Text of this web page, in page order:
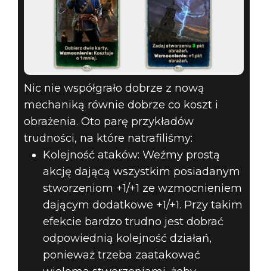
Nic nie współgrało dobrze z nową
mechaniką równie dobrze co koszt i
obrażenia. Oto parę przykładów
trudności, na które natrafiliśmy:
Kolejność ataków: Weźmy prostą
akcję dającą wszystkim posiadanym
stworzeniom +1/+1 ze wzmocnieniem
dającym dodatkowe +1/+1. Przy takim
efekcie bardzo trudno jest dobrać
odpowiednią kolejność działań,
ponieważ trzeba zaatakować